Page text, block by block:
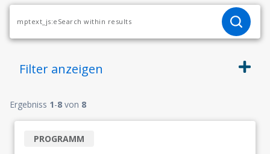
Filter anzeigen
Ergebniss 1-8 von 8
PROGRAMM